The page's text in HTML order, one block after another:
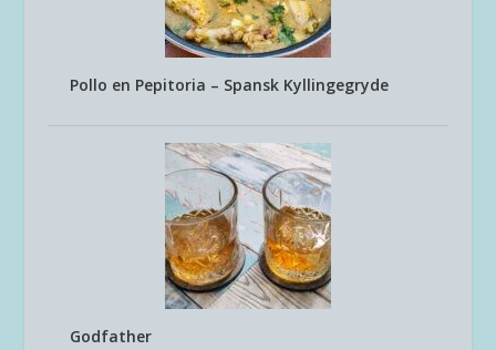
Pollo en Pepitoria – Spansk Kyllingegryde
Godfather